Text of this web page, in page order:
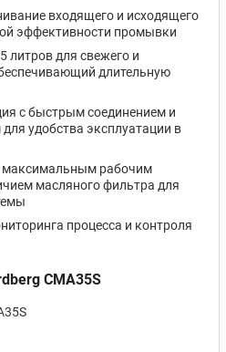
входящего и исходящего
эффективности промывки
литров для свежего и
длительную
с быстрым соединением и
удобства эксплуатации в
максимальным рабочим
масляного фильтра для
процесса и контроля
CMA35S